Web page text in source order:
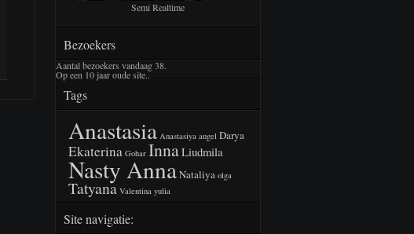
Semi Realtime
Bezoekers
Aantal bezoekers vandaag38.
Op een 10 jaar oude site..
Tags
Anastasia Anastasiya angel Darya
Ekaterina Gohar InnaLiudmila
Nasty AnnaNataliya olga
Tatyana Valentina yulia
Site navigatie: